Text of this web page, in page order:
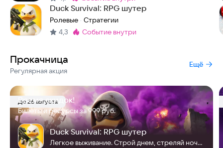
Метка:
Duck Survival: RPG шутер
Ролевые · Стратегии
4,3
Метка:
событие внутри
Прокачница
Регулярная акция
Ещё
До 26 августа
Время скидок!
Билеты и ресурсы за 999 руб.
Duck Survival: RPG шутер
Легкое выживание. Строй днем, стреляй ночью! Duck vs. Zombies начинается!